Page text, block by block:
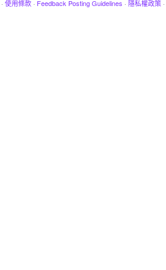
· 使用條款 · Feedback Posting Guidelines · 隱私權政策 ·